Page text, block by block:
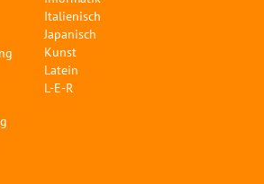
Italienisch
Japanisch
Kunst
Latein
L-E-R